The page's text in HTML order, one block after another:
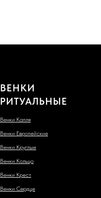
ВЕНКИ
РИТУАЛЬНЫЕ
Венки Капля
Венки Европейские
Венки Круглые
Венки Кольцо
Венки Крест
Венки Сердце